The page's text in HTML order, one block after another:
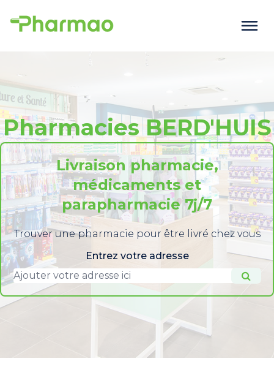
Pharmacies BERD'HUIS
Livraison pharmacie,
médicaments et
parapharmacie 7j/7
Trouver une pharmacie pour être livré chez vous
Entrez votre adresse